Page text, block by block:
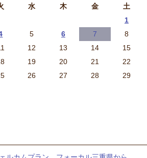
水 木 金 土
1
5 6 7
8
12 13 14
15
19 20 21
22
26 27 28
29